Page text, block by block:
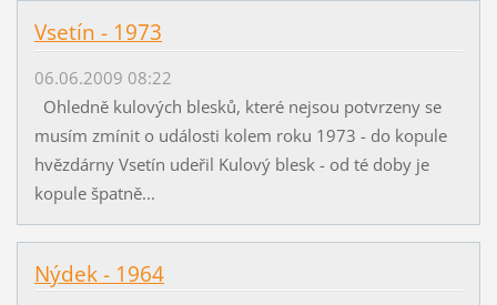
Vsetín - 1973
06.06.2009 08:22
Ohledně kulových blesků, které nejsou potvrzeny se
musím zmínit o události kolem roku 1973 - do kopule
hvězdárny Vsetín udeřil Kulový blesk - od té doby je
kopule špatně...
Nýdek - 1964